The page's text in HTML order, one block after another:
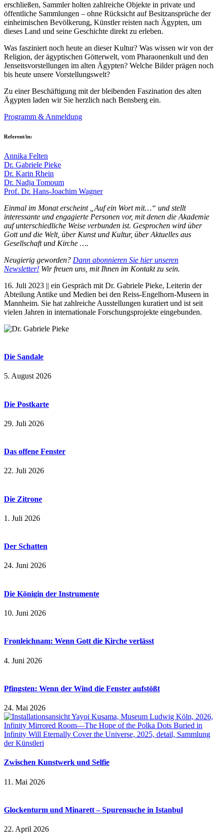
erschließen, Sammler holten zahlreiche Objekte in private und
öffentliche Sammlungen – ohne Rücksicht auf Besitzansprüche der
einheimischen Bevölkerung, Künstler reisten nach Ägypten, um
dieses Land und seine Geschichte direkt zu erleben.
Was fasziniert noch heute an dieser Kultur? Was wissen wir von der
Religion, der ägyptischen Götterwelt, vom Pharaonenkult und den
Jenseitsvorstellungen im alten Ägypten? Welche Bilder prägen noch
bis heute unsere Vorstellungswelt?
Zu einer Beschäftigung mit der bleibenden Faszination des alten
Ägypten laden wir Sie herzlich nach Bensberg ein.
Programm & Anmeldung
Referent/in:
Annika Felten
Dr. Gabriele Pieke
Dr. Karin Rhein
Dr. Nadja Tomoum
Prof. Dr. Hans-Joachim Wagner
Einmal im Monat erscheint „Auf ein Wort mit…“ und stellt
interessante und engagierte Personen vor, mit denen die Akademie
auf unterschiedliche Weise verbunden ist. Gesprochen wird über
Gott und die Welt, über Kunst und Kultur, über Aktuelles aus
Gesellschaft und Kirche ….
Neugierig geworden? Dann abonnieren Sie hier unseren
Newsletter! Wir freuen uns, mit Ihnen im Kontakt zu sein.
16. Juli 2023 || ein Gespräch mit Dr. Gabriele Pieke, Leiterin der
Abteilung Antike und Medien bei den Reiss-Engelhorn-Museen in
Mannheim. Sie hat zahlreiche Ausstellungen kuratiert und ist seit
vielen Jahren in internationale Forschungsprojekte eingebunden.
Die Sandale
5. August 2026
Die Postkarte
29. Juli 2026
Das offene Fenster
22. Juli 2026
Die Zitrone
1. Juli 2026
Der Schatten
24. Juni 2026
Die Königin der Instrumente
10. Juni 2026
Fronleichnam: Wenn Gott die Kirche verlässt
4. Juni 2026
Pfingsten: Wenn der Wind die Fenster aufstößt
24. Mai 2026
Zwischen Kunstwerk und Selfie
11. Mai 2026
Glockenturm und Minarett – Spurensuche in Istanbul
22. April 2026